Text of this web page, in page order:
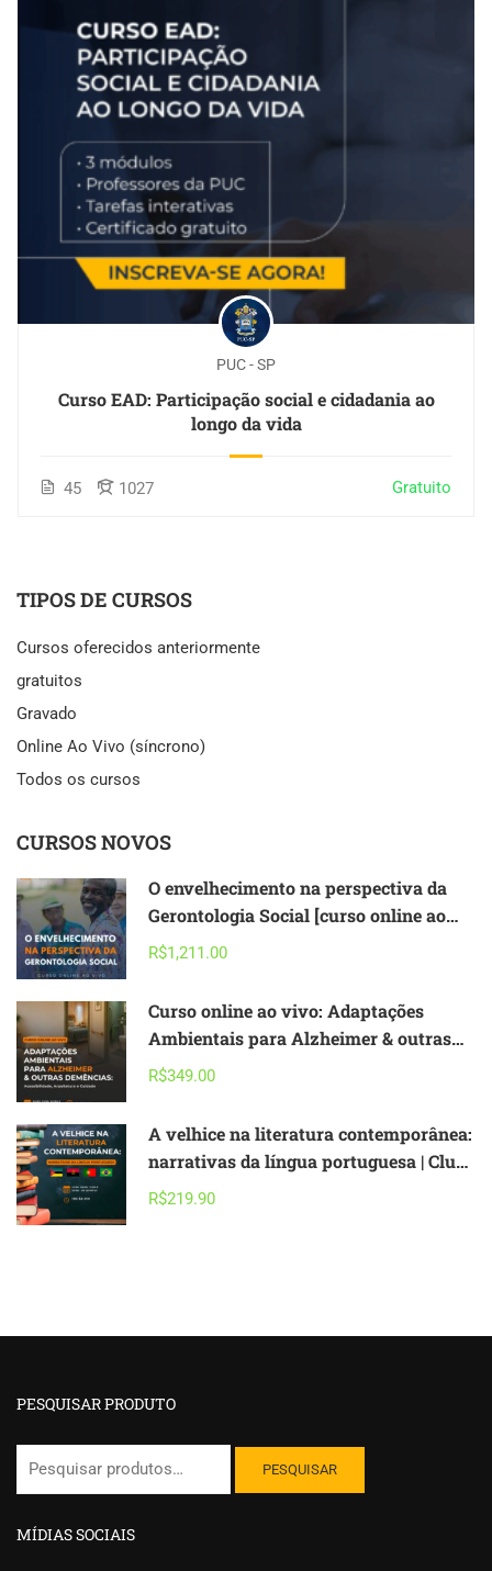
PUC - SP
Curso EAD: Participação social e cidadania ao
longo da vida
45 1027 Gratuito
TIPOS DE CURSOS
Cursos oferecidos anteriormente
gratuitos
Gravado
Online Ao Vivo (síncrono)
Todos os cursos
CURSOS NOVOS
O envelhecimento na perspectiva da
Gerontologia Social [curso online ao
vivo] – 2026
R$1,211.00
Curso online ao vivo: Adaptações
Ambientais para Alzheimer & outras
Demências – acessibilidade,
R$349.00
A velhice na literatura contemporânea:
narrativas da língua portuguesa | Clube
de Leitura
R$219.90
PESQUISAR PRODUTO
PESQUISAR
MÍDIAS SOCIAIS